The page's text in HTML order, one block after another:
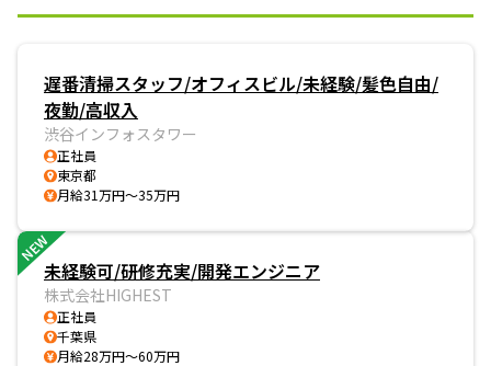
遅番清掃スタッフ/オフィスビル/未経験/髪色自由/
夜勤/高収入
渋谷インフォスタワー
正社員
東京都
月給31万円～35万円
NEW
未経験可/研修充実/開発エンジニア
株式会社HIGHEST
正社員
千葉県
月給28万円～60万円